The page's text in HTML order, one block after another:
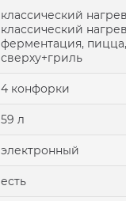
классический
классический
ферментация,
сверху+гриль
4 конфорки
59 л
электронный
есть